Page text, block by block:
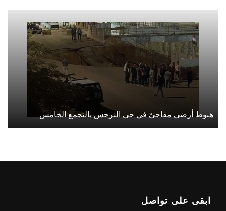
هبوط أرضي مفاجئ في حي النرجس بالتجمع الخامس
ابقى على تواصل